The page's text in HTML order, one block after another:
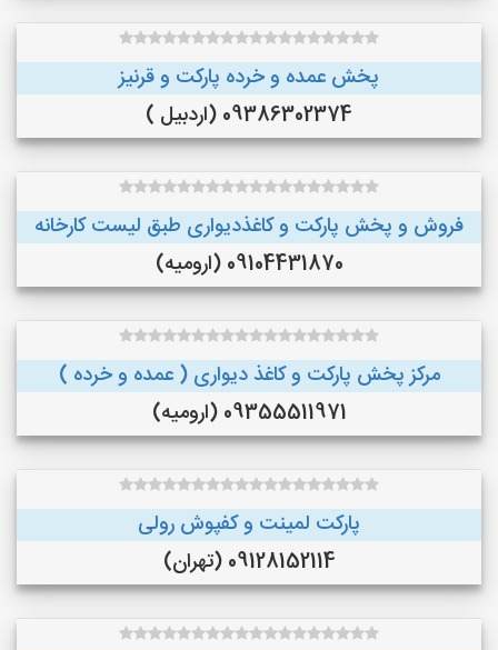
پخش عمده و خرده پارکت و قرنیز
09386302374 (اردبیل )
فروش و پخش پارکت و کاغذدیواری طبق لیست کارخانه
09104431870 (ارومیه)
مرکز پخش پارکت و کاغذ دیواری ( عمده و خرده )
09355511971 (ارومیه)
پارکت لمینت و کفپوش رولی
09128152114 (تهران)